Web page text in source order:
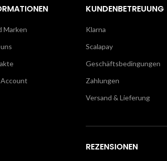
Marken
KUNDENBETREUUNG
Klarna
Scalapay
Geschäftsbedingungen
Zahlungen
Versand & Lieferung
REZENSIONEN